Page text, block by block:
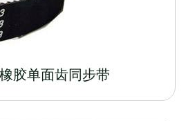
胶单面齿同步带